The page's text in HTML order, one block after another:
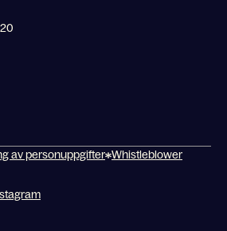
av personuppgifter Whistleblower